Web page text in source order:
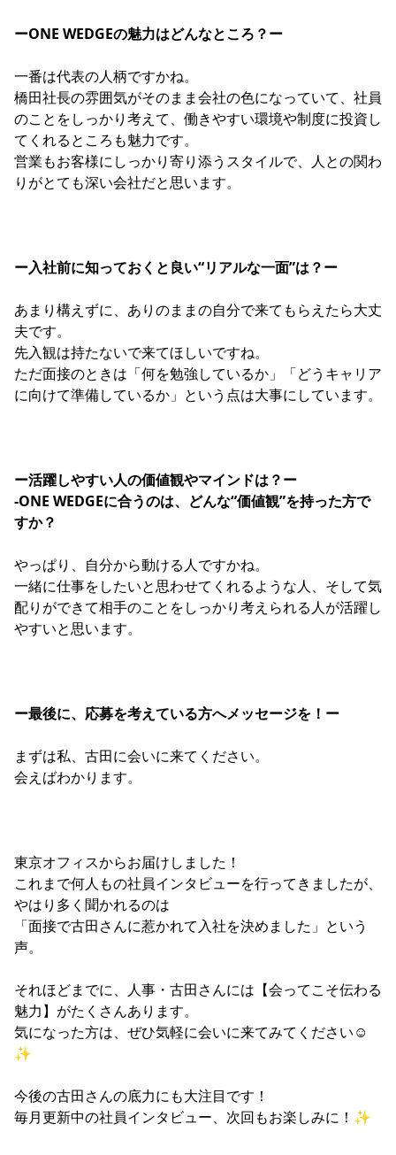
ーONE WEDGEの魅力はどんなところ？ー
一番は代表の人柄ですかね。
橋田社長の雰囲気がそのまま会社の色になっていて、社員
のことをしっかり考えて、働きやすい環境や制度に投資し
てくれるところも魅力です。
営業もお客様にしっかり寄り添うスタイルで、人との関わ
りがとても深い会社だと思います。
ー入社前に知っておくと良い“リアルな一面”は？ー
あまり構えずに、ありのままの自分で来てもらえたら大丈
夫です。
先入観は持たないで来てほしいですね。
ただ面接のときは「何を勉強しているか」「どうキャリア
に向けて準備しているか」という点は大事にしています。
ー活躍しやすい人の価値観やマインドは？ー
-ONE WEDGEに合うのは、どんな“価値観”を持った方で
すか？
やっぱり、自分から動ける人ですかね。
一緒に仕事をしたいと思わせてくれるような人、そして気
配りができて相手のことをしっかり考えられる人が活躍し
やすいと思います。
ー最後に、応募を考えている方へメッセージを！ー
まずは私、古田に会いに来てください。
会えばわかります。
東京オフィスからお届けしました！
これまで何人もの社員インタビューを行ってきましたが、
やはり多く聞かれるのは
「面接で古田さんに惹かれて入社を決めました」という
声。
それほどまでに、人事・古田さんには【会ってこそ伝わる
魅力】がたくさんあります。
気になった方は、ぜひ気軽に会いに来てみてください☺️
✨
今後の古田さんの底力にも大注目です！
毎月更新中の社員インタビュー、次回もお楽しみに！✨